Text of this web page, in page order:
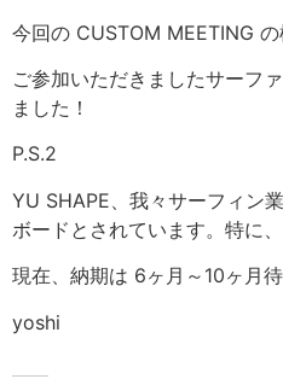
今回の CUSTOM MEETING の
ご参加いただきましたサーフ
ました！
P.S.2
YU SHAPE、我々サーフィン
ボードとされています。特に、
現在、納期は 6ヶ月～10ヶ月待
yoshi